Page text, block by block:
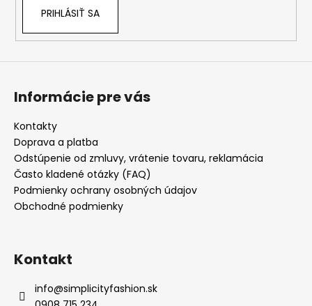
s
PRIHLÁSIŤ SA
Informácie pre vás
Kontakty
Doprava a platba
Odstúpenie od zmluvy, vrátenie tovaru, reklamácia
Často kladené otázky (FAQ)
Podmienky ochrany osobných údajov
Obchodné podmienky
Kontakt
info@simplicityfashion.sk